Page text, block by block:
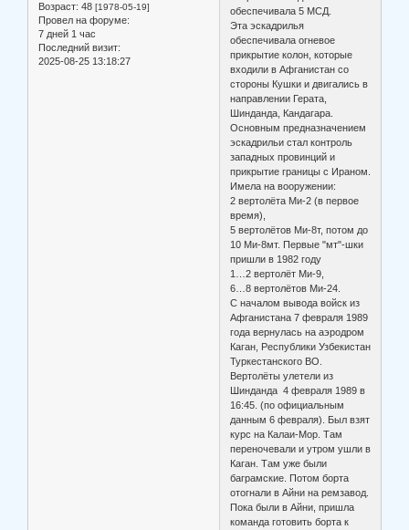
Возраст: 48 [1978-05-19]
Провел на форуме:
7 дней 1 час
Последний визит:
2025-08-25 13:18:27
обеспечивала 5 МСД.
Эта эскадрилья
обеспечивала огневое
прикрытие колон, которые
входили в Афганистан со
стороны Кушки и двигались в
направлении Герата,
Шинданда, Кандагара.
Основным предназначением
эскадрильи стал контроль
западных провинций и
прикрытие границы с Ираном.
Имела на вооружении:
2 вертолёта Ми-2 (в первое
время),
5 вертолётов Ми-8т, потом до
10 Ми-8мт. Первые "мт"-шки
пришли в 1982 году
1…2 вертолёт Ми-9,
6…8 вертолётов Ми-24.
С началом вывода войск из
Афганистана 7 февраля 1989
года вернулась на аэродром
Каган, Республики Узбекистан
Туркестанского ВО.
Вертолёты улетели из
Шинданда 4 февраля 1989 в
16:45. (по официальным
данным 6 февраля). Был взят
курс на Калаи-Мор. Там
переночевали и утром ушли в
Каган. Там уже были
баграмские. Потом борта
отогнали в Айни на ремзавод.
Пока были в Айни, пришла
команда готовить борта к